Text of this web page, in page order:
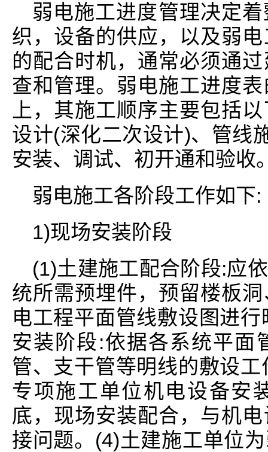
弱电施工进度管理决定
织，设备的供应，以及弱
的配合时机，通常必须通
查和管理。弱电施工进度
上，其施工顺序主要包括
设计(深化二次设计)、管线
安装、调试、初开通和验收
弱电施工各阶段工作如下:
1)现场安装阶段
(1)土建施工配合阶段:应
统所需预埋件，预留楼板
电工程平面管线敷设图进
安装阶段:依据各系统平面
管、支干管等明线的敷设
专项施工单位机电设备安
底，现场安装配合，与机
接问题。(4)土建施工单位